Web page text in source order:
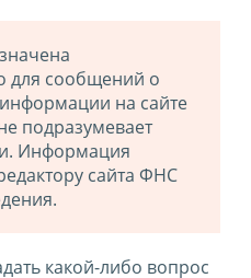
для сообщений о
на сайте
подразумевает
Информация
сайта ФНС
какой-либо вопрос